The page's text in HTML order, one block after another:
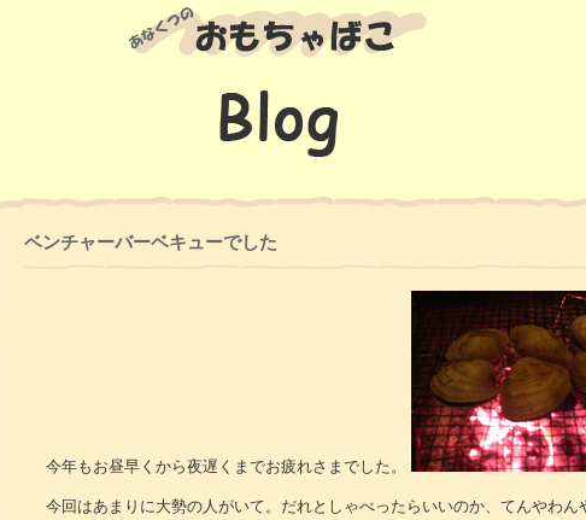
ベンチャーバーベキューでした
今年もお昼早くから夜遅くまでお疲れさまでした。
今回はあまりに大勢の人がいて。だれとしゃべったらいいのか、てんやわん